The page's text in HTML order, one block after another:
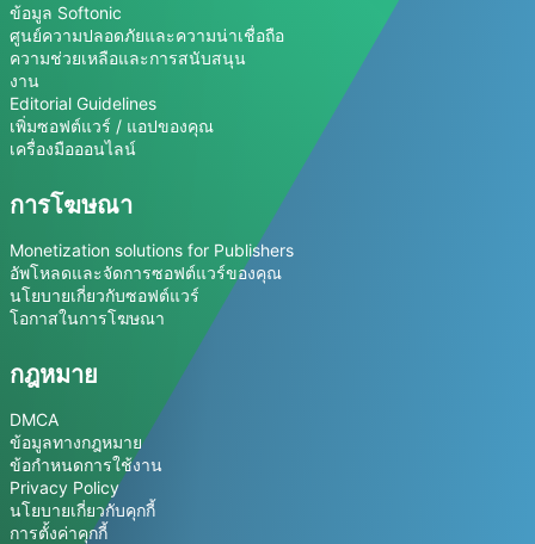
ข้อมูล Softonic
ศูนย์ความปลอดภัยและความน่าเชื่อถือ
ความช่วยเหลือและการสนับสนุน
งาน
Editorial Guidelines
เพิ่มซอฟต์แวร์ / แอปของคุณ
เครื่องมือออนไลน์
การโฆษณา
Monetization solutions for Publishers
อัพโหลดและจัดการซอฟต์แวร์ของคุณ
นโยบายเกี่ยวกับซอฟต์แวร์
โอกาสในการโฆษณา
กฎหมาย
DMCA
ข้อมูลทางกฎหมาย
ข้อกำหนดการใช้งาน
Privacy Policy
นโยบายเกี่ยวกับคุกกี้
การตั้งค่าคุกกี้